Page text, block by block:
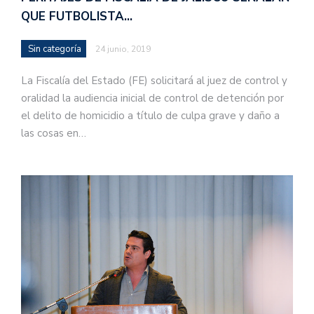
QUE FUTBOLISTA…
Sin categoría 24 junio, 2019
La Fiscalía del Estado (FE) solicitará al juez de control y
oralidad la audiencia inicial de control de detención por
el delito de homicidio a título de culpa grave y daño a
las cosas en…